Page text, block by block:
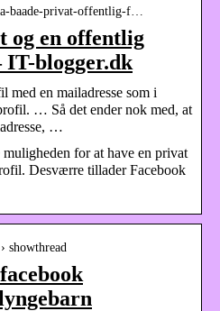
baade-privat-offentlig-f…
og en offentlig
IT-blogger.dk
med en mailadresse som i
… Så det ender nok med, at
…
for at have en privat
Desværre tillader Facebook
showthread